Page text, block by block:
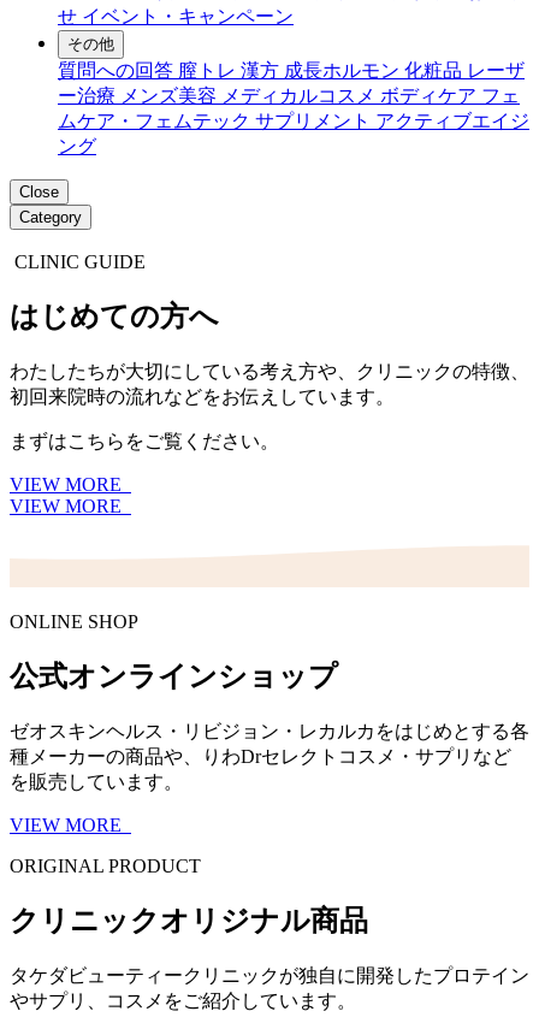
せ イベント・キャンペーン
その他
質問への回答 膣トレ 漢方 成長ホルモン 化粧品 レーザ
ー治療 メンズ美容 メディカルコスメ ボディケア フェ
ムケア・フェムテック サプリメント アクティブエイジ
ング
Close
Category
CLINIC GUIDE
はじめての方へ
わたしたちが大切にしている考え方や、クリニックの特徴、
初回来院時の流れなどをお伝えしています。
まずはこちらをご覧ください。
VIEW MORE
VIEW MORE
ONLINE SHOP
公式オンラインショップ
ゼオスキンヘルス・リビジョン・レカルカをはじめとする各
種メーカーの商品や、りわDrセレクトコスメ・サプリなど
を販売しています。
VIEW MORE
ORIGINAL PRODUCT
クリニックオリジナル商品
タケダビューティークリニックが独自に開発したプロテイン
やサプリ、コスメをご紹介しています。